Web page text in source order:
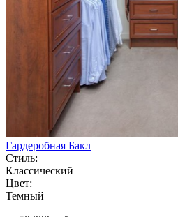
Гардеробная Бакл
Стиль:
Классический
Цвет:
Темный